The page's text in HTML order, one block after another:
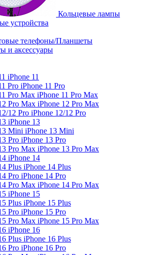
Кольцевые лампы
устройства
телефоны/Планшеты
и аксессуары
iPhone 11
iPhone 11 Pro
iPhone 11 Pro Max
iPhone 12 Pro Max
iPhone 12/12 Pro
iPhone 13
iPhone 13 Mini
iPhone 13 Pro
iPhone 13 Pro Max
iPhone 14
iPhone 14 Plus
iPhone 14 Pro
iPhone 14 Pro Max
iPhone 15
iPhone 15 Plus
iPhone 15 Pro
iPhone 15 Pro Max
iPhone 16
iPhone 16 Plus
iPhone 16 Pro